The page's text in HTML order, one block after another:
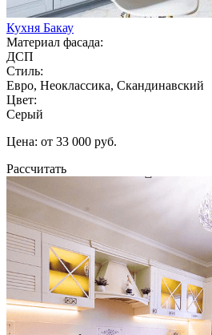
Кухня Бакау
Материал фасада:
ДСП
Стиль:
Евро, Неоклассика, Скандинавский
Цвет:
Серый
Цена: от 33 000 руб.
Рассчитать